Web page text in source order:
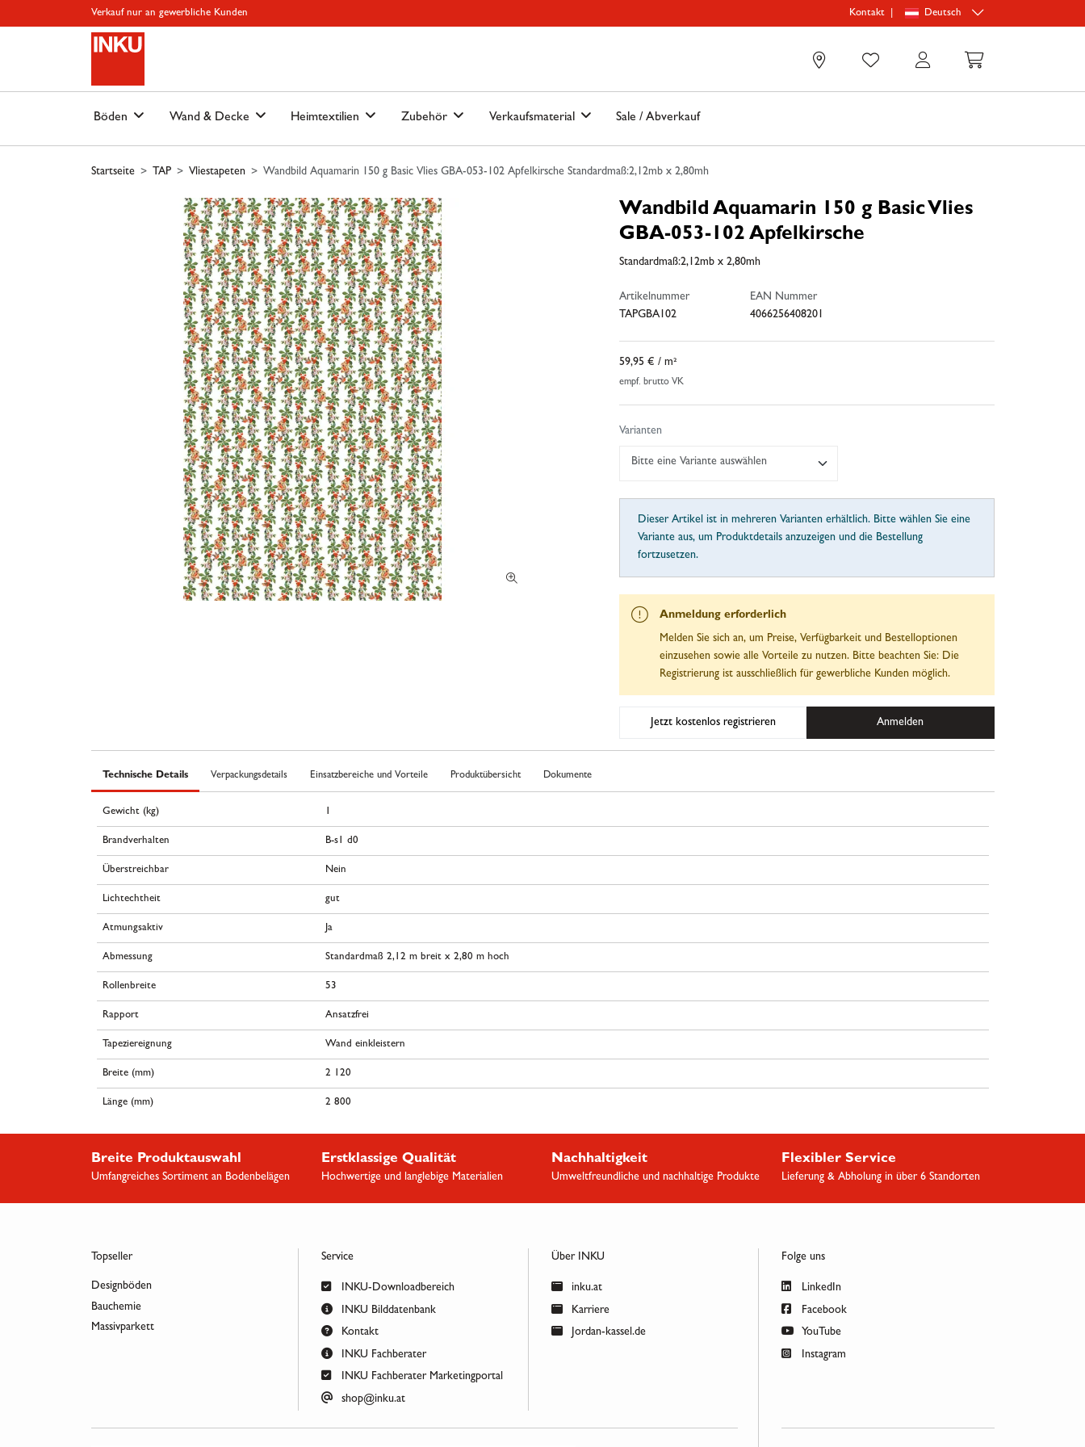
Springe zu Hauptinhalt Springe zum Header Springe zum Footer
Verkauf nur an gewerbliche Kunden Kontakt Deutsch
Böden Wand & Decke Heimtextilien Zubehör Verkaufsmaterial Sale / Abverkauf
Startseite TAP Vliestapeten Wandbild Aquamarin 150 g Basic Vlies GBA-053-102 Apfelkirsche Standardmaß:2,12mb x 2,80mh
Wandbild Aquamarin 150 g Basic Vlies
GBA-053-102 Apfelkirsche
Standardmaß:2,12mb x 2,80mh
Artikelnummer
TAPGBA102
EAN Nummer
4066256408201
59,95 € / m²
empf. brutto VK
Varianten
Bitte eine Variante auswählen
Dieser Artikel ist in mehreren Varianten erhältlich. Bitte wählen Sie eine
Variante aus, um Produktdetails anzuzeigen und die Bestellung
fortzusetzen.
Anmeldung erforderlich
Melden Sie sich an, um Preise, Verfügbarkeit und Bestelloptionen
einzusehen sowie alle Vorteile zu nutzen. Bitte beachten Sie: Die
Registrierung ist ausschließlich für gewerbliche Kunden möglich.
Jetzt kostenlos registrieren Anmelden
Technische Details Verpackungsdetails Einsatzbereiche und Vorteile Produktübersicht Dokumente
Gewicht (kg) 1
Brandverhalten B-s1 d0
Überstreichbar Nein
Lichtechtheit gut
Atmungsaktiv Ja
Abmessung Standardmaß 2,12 m breit x 2,80 m hoch
Rollenbreite 53
Rapport Ansatzfrei
Tapeziereignung Wand einkleistern
Breite (mm) 2 120
Länge (mm) 2 800
Breite Produktauswahl
Umfangreiches Sortiment an Bodenbelägen
Erstklassige Qualität
Hochwertige und langlebige Materialien
Nachhaltigkeit
Umweltfreundliche und nachhaltige Produkte
Flexibler Service
Lieferung & Abholung in über 6 Standorten
Topseller
Designböden
Bauchemie
Massivparkett
Service
INKU-Downloadbereich
INKU Bilddatenbank
Kontakt
INKU Fachberater
INKU Fachberater Marketingportal
shop@inku.at
Über INKU
inku.at
Karriere
Jordan-kassel.de
Folge uns
LinkedIn
Facebook
YouTube
Instagram